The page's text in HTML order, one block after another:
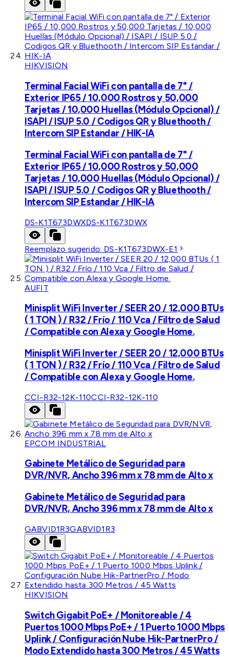
HIKVISION
Terminal Facial WiFi con pantalla de 7" /
Exterior IP65 / 10,000 Rostros y 50,000
Tarjetas / 10,000 Huellas (Módulo Opcional) /
ISAPI / ISUP 5.0 / Codigos QR y Bluethooth /
Intercom SIP Estandar / HIK-IA
Terminal Facial WiFi con pantalla de 7" /
Exterior IP65 / 10,000 Rostros y 50,000
Tarjetas / 10,000 Huellas (Módulo Opcional) /
ISAPI / ISUP 5.0 / Codigos QR y Bluethooth /
Intercom SIP Estandar / HIK-IA
DS-K1T673DWXDS-K1T673DWX
Reemplazo sugerido: DS-K1T673DWX-E1
AUFIT
Minisplit WiFi Inverter / SEER 20 / 12,000 BTUs
( 1 TON ) / R32 / Frío / 110 Vca / Filtro de Salud
/ Compatible con Alexa y Google Home.
Minisplit WiFi Inverter / SEER 20 / 12,000 BTUs
( 1 TON ) / R32 / Frío / 110 Vca / Filtro de Salud
/ Compatible con Alexa y Google Home.
CCI-R32-12K-110CCI-R32-12K-110
EPCOM INDUSTRIAL
Gabinete Metálico de Seguridad para
DVR/NVR, Ancho 396 mm x 78 mm de Alto x
Gabinete Metálico de Seguridad para
DVR/NVR, Ancho 396 mm x 78 mm de Alto x
GABVID1R3GABVID1R3
HIKVISION
Switch Gigabit PoE+ / Monitoreable / 4
Puertos 1000 Mbps PoE+ / 1 Puerto 1000 Mbps
Uplink / Configuración Nube Hik-PartnerPro /
Modo Extendido hasta 300 Metros / 45 Watts